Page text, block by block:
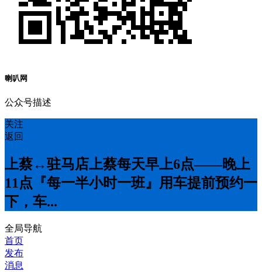
喇叭网
公众号描述
关注
返回
上蔡↔️驻马店上蔡每天早上6点——晚上
11点『每一半小时一班』用车提前预约一
下，车...
全局导航
首页
发布
消息